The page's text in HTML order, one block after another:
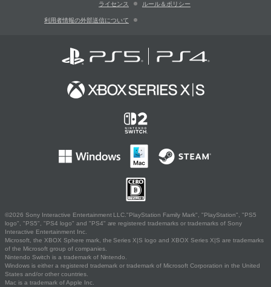
ライセンス ルール＆ポリシー
利用者情報の外部送信について
©2026 Sony Interactive Entertainment LLC."PlayStation Family Mark", "PlayStation", "PS5
logo", "PS5", "PS4 logo" and "PS4" are registered trademarks or trademarks of Sony
Interactive Entertainment Inc.
Microsoft, the XBOX Sphere mark, the Series X|S logo and XBOX Series X|S are trademarks
of the Microsoft group of companies.
Nintendo Switch is a trademark of Nintendo.
Windows is either a registered trademark or trademark of Microsoft Corporation in the United
States and/or other countries.
Mac is a trademark of Apple Inc.